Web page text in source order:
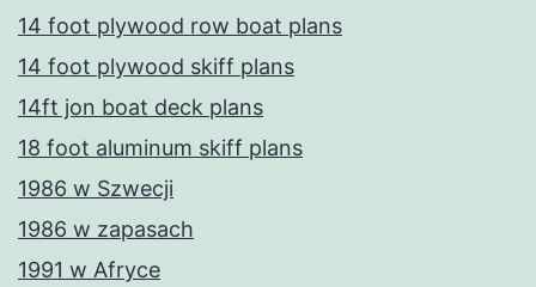
14 foot plywood row boat plans
14 foot plywood skiff plans
14ft jon boat deck plans
18 foot aluminum skiff plans
1986 w Szwecji
1986 w zapasach
1991 w Afryce